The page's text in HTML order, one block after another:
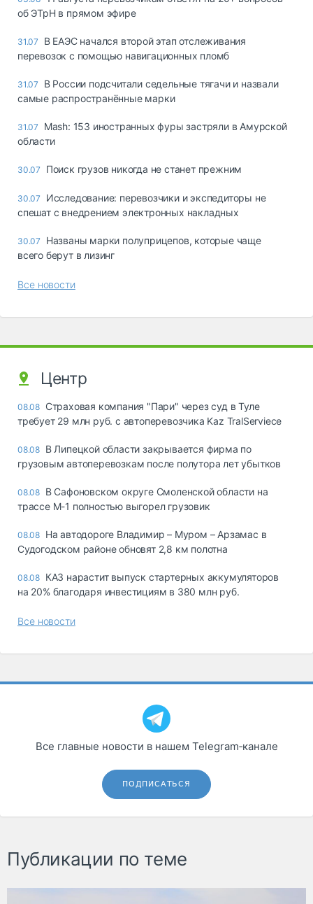
об ЭТрН в прямом эфире
31.07
В ЕАЭС начался второй этап отслеживания
перевозок с помощью навигационных пломб
31.07
В России подсчитали седельные тягачи и назвали
самые распространённые марки
31.07
Mash: 153 иностранных фуры застряли в Амурской
области
30.07 Поиск грузов никогда не станет прежним
30.07
Исследование: перевозчики и экспедиторы не
спешат с внедрением электронных накладных
30.07
Названы марки полуприцепов, которые чаще
всего берут в лизинг
Все новости
Центр
08.08 Страховая компания "Пари" через суд в Туле
требует 29 млн руб. с автоперевозчика Kaz TralServiece
08.08 В Липецкой области закрывается фирма по
грузовым автоперевозкам после полутора лет убытков
08.08 В Сафоновском округе Смоленской области на
трассе М-1 полностью выгорел грузовик
08.08 На автодороге Владимир – Муром – Арзамас в
Судогодском районе обновят 2,8 км полотна
08.08 КАЗ нарастит выпуск стартерных аккумуляторов
на 20% благодаря инвестициям в 380 млн руб.
Все новости
Все главные новости в нашем Telegram‑канале
ПОДПИСАТЬСЯ
Публикации по теме